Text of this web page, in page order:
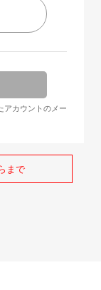
アカウントのメー
まで